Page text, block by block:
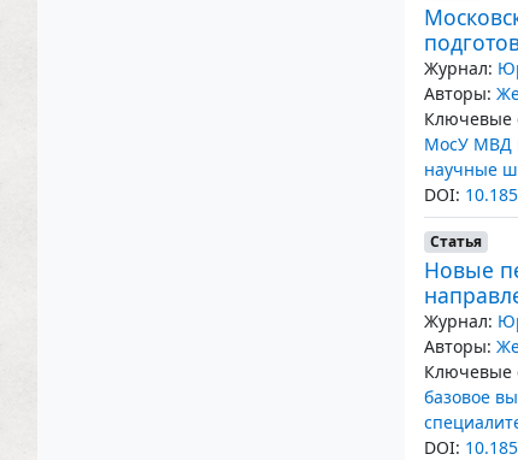
Журнал:
Авторы:
Ключевые
МосУ МВД
научные
DOI:
Статья
Новые
Журнал:
Авторы:
Ключевые
базовое
DOI: